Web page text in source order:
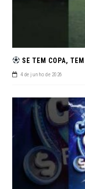
SE TEM COPA,
4 de junho de 2026